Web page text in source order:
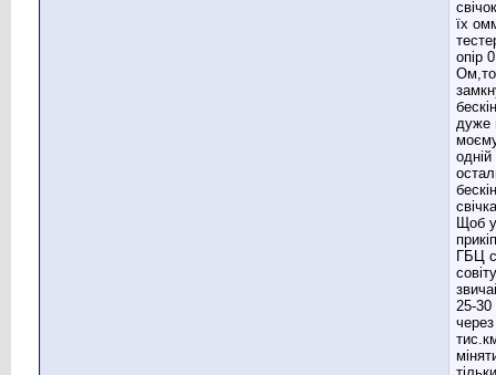
їх
опір
Ом,то
дуже
Щоб
ГБЦ
25-30